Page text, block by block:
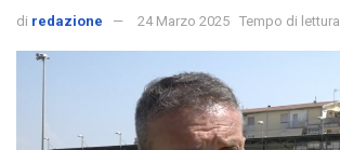
di redazione 24 Marzo 2025 Tempo di